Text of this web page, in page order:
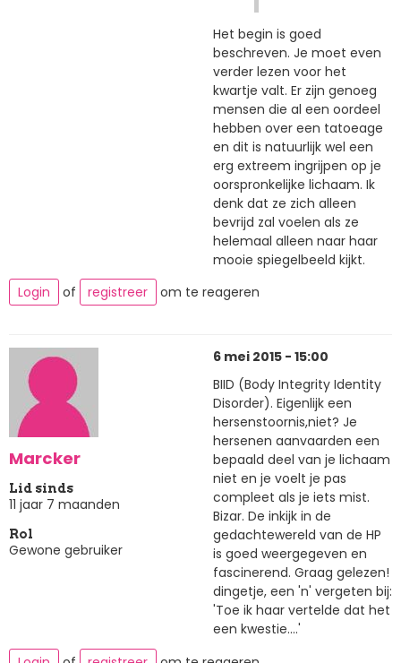
Het begin is goed
beschreven. Je moet even
verder lezen voor het
kwartje valt. Er zijn genoeg
mensen die al een oordeel
hebben over een tatoeage
en dit is natuurlijk wel een
erg extreem ingrijpen op je
oorspronkelijke lichaam. Ik
denk dat ze zich alleen
bevrijd zal voelen als ze
helemaal alleen naar haar
mooie spiegelbeeld kijkt.
Login
of registreer om te reageren
Marcker
Lid sinds
11 jaar 7 maanden
Rol
Gewone gebruiker
6 mei 2015 - 15:00
BIID (Body Integrity Identity
Disorder). Eigenlijk een
hersenstoornis,niet? Je
hersenen aanvaarden een
bepaald deel van je lichaam
niet en je voelt je pas
compleet als je iets mist.
Bizar. De inkijk in de
gedachtewereld van de HP
is goed weergegeven en
fascinerend. Graag gelezen!
dingetje, een 'n' vergeten bij:
'Toe ik haar vertelde dat het
een kwestie....'